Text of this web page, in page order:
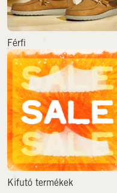
Férfi
Kifutó termékek